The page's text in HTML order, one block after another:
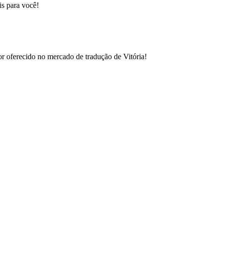
para você!
oferecido no mercado de tradução de Vitória!